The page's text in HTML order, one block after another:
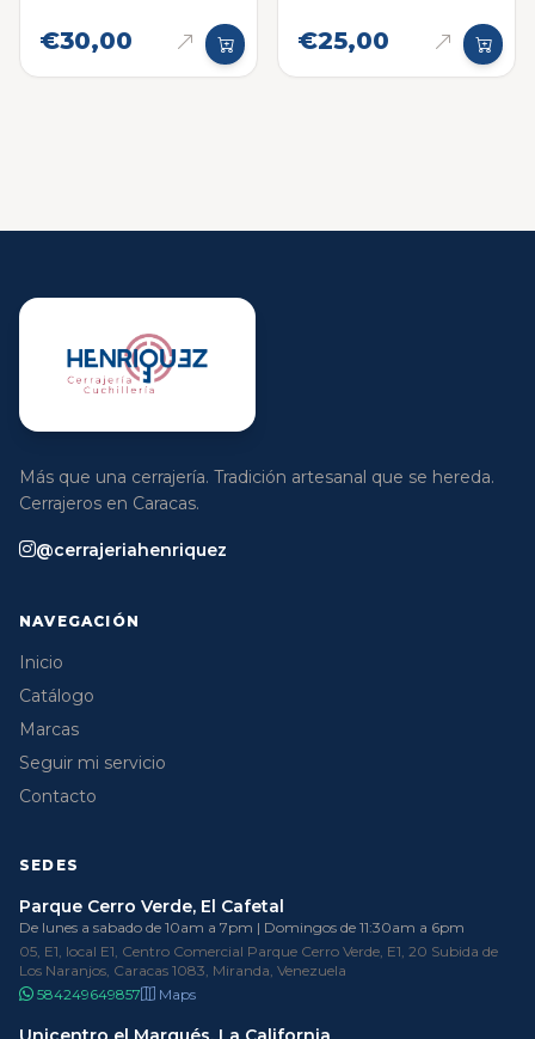
€30,00 €25,00
Más que una cerrajería. Tradición artesanal que se hereda.
Cerrajeros en Caracas.
@cerrajeriahenriquez
NAVEGACIÓN
Inicio
Catálogo
Marcas
Seguir mi servicio
Contacto
SEDES
Parque Cerro Verde, El Cafetal
De lunes a sabado de 10am a 7pm | Domingos de 11:30am a 6pm
05, E1, local E1, Centro Comercial Parque Cerro Verde, E1, 20 Subida de
Los Naranjos, Caracas 1083, Miranda, Venezuela
584249649857
Maps